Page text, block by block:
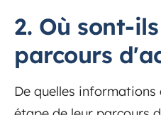
2. Où sont-
parcours
De quelles